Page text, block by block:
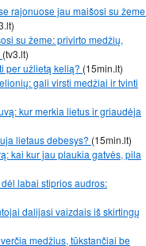
rajonuose jau maišosi su
su žeme: privirto medžių,
(tv3.lt)
per užlietą kelią? (15min.lt)
gali virsti medžiai ir tvinti
kur merkia lietus ir griaudėja
lietaus debesys? (15min.lt)
kai kur jau plaukia gatvės, pila
labai stiprios audros:
dalijasi vaizdais iš skirtingų
medžius, tūkstančiai be